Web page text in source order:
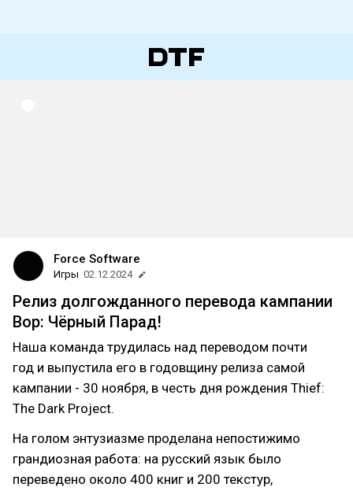
Force Software
Игры 02.12.2024
Релиз долгожданного перевода кампании
Вор: Чёрный Парад!
Наша команда трудилась над переводом почти
год и выпустила его в годовщину релиза самой
кампании - 30 ноября, в честь дня рождения Thief:
The Dark Project.
На голом энтузиазме проделана непостижимо
грандиозная работа: на русский язык было
переведено около 400 книг и 200 текстур,